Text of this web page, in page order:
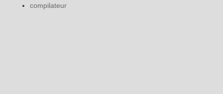
compilateur